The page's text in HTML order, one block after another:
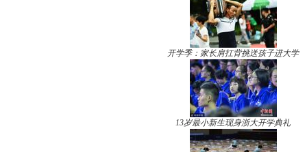
开学季：家长肩扛背挑送孩子进大学
13岁最小新生现身浙大开学典礼